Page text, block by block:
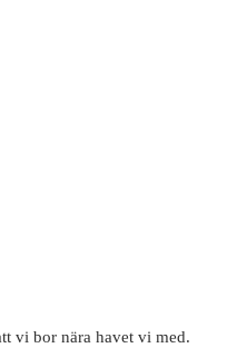
vi bor nära havet vi med.